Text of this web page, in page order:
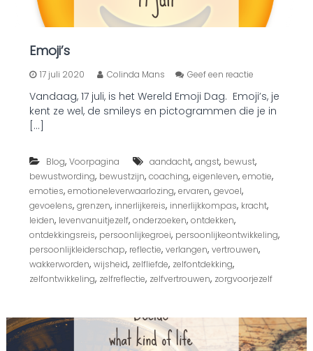
e
Emoji’s
17 juli 2020 Colinda Mans Geef een reactieo
E
m
’
s
Vandaag, 17 juli, is het Wereld Emoji Dag. Emoji’s, je
kent ze wel, de smileys en pictogrammen die je in
[…]
Blog, Voorpagina aandacht, angst, bewust,
bewustwording, bewustzijn, coaching, eigenleven, emotie,
emoties, emotioneleverwaarlozing, ervaren, gevoel,
gevoelens, grenzen, innerlijkereis, innerlijkkompas, kracht,
leiden, levenvanuitjezelf, onderzoeken, ontdekken,
ontdekkingsreis, persoonlijkegroei, persoonlijkeontwikkeling,
persoonlijkleiderschap, reflectie, verlangen, vertrouwen,
wakkerworden, wijsheid, zelfliefde, zelfontdekking,
zelfontwikkeling, zelfreflectie, zelfvertrouwen, zorgvoorjezelf